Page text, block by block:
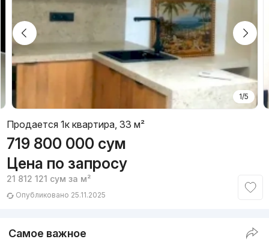
1/5
Продается 1к квартира, 33 м²
719 800 000 сум
Цена по запросу
21 812 121 сум за м²
Опубликовано 25.11.2025
Самое важное